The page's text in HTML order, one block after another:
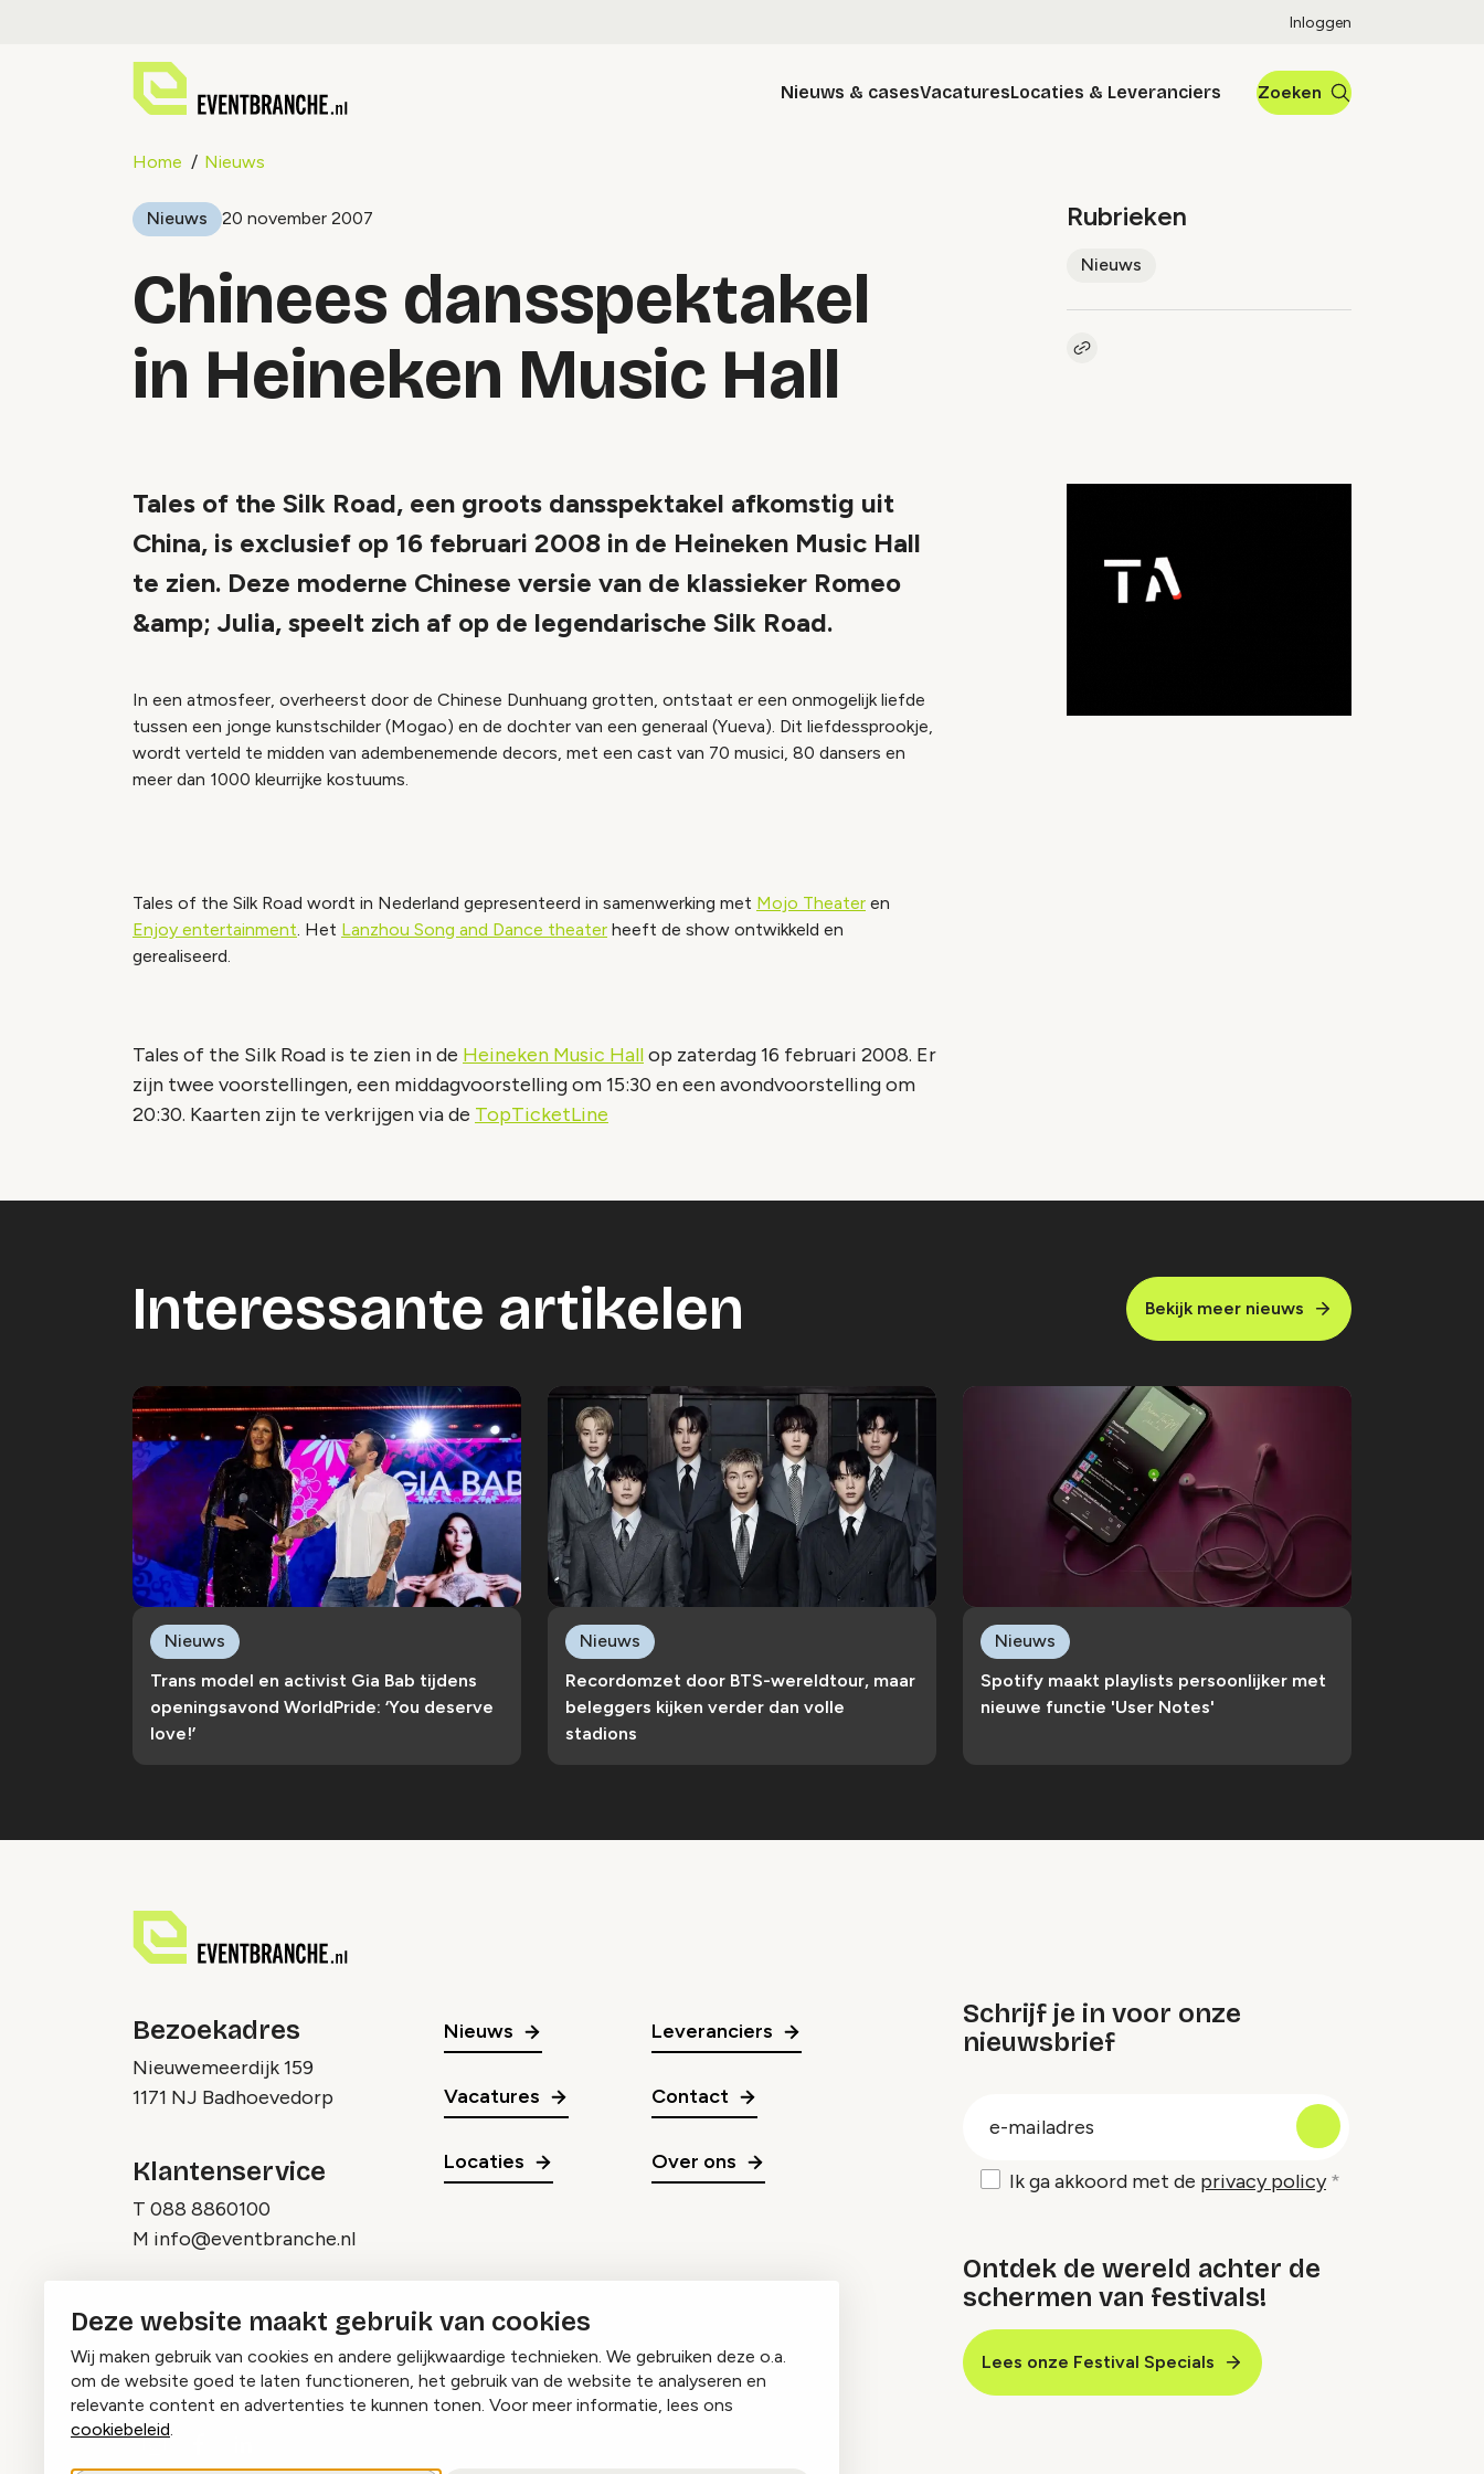
Deze website maakt gebruik van cookies
Wij maken gebruik van cookies en andere gelijkwaardige technieken. We gebruiken deze o.a.
om de website goed te laten functioneren, het gebruik van de website te analyseren en
relevante content en advertenties te kunnen tonen. Voor meer informatie, lees ons
cookiebeleid.
Inloggen
Nieuws & casesVacaturesLocaties & Leveranciers Zoeken
Home Nieuws
Nieuws 20 november 2007
Chinees dansspektakel
in Heineken Music Hall
Rubrieken
Nieuws
Kopieer link naar artikel
Tales of the Silk Road, een groots dansspektakel afkomstig uit
China, is exclusief op 16 februari 2008 in de Heineken Music Hall
te zien. Deze moderne Chinese versie van de klassieker Romeo
&amp; Julia, speelt zich af op de legendarische Silk Road.
In een atmosfeer, overheerst door de Chinese Dunhuang grotten, ontstaat er een onmogelijk liefde
tussen een jonge kunstschilder (Mogao) en de dochter van een generaal (Yueva). Dit liefdessprookje,
wordt verteld te midden van adembenemende decors, met een cast van 70 musici, 80 dansers en
meer dan 1000 kleurrijke kostuums.
Tales of the Silk Road wordt in Nederland gepresenteerd in samenwerking met Mojo Theater en
Enjoy entertainment. Het Lanzhou Song and Dance theater heeft de show ontwikkeld en
gerealiseerd.
Tales of the Silk Road is te zien in de Heineken Music Hallop zaterdag 16 februari 2008. Er
zijn twee voorstellingen, een middagvoorstelling om 15:30 en een avondvoorstelling om
20:30. Kaarten zijn te verkrijgen via de TopTicketLine
Interessante artikelen Bekijk meer nieuws
Trans model en activist Gia Bab tijdens
openingsavond WorldPride: ‘You deserve
love!’
Nieuws
Recordomzet door BTS-wereldtour, maar
beleggers kijken verder dan volle
stadions
Nieuws
Spotify maakt playlists persoonlijker met
nieuwe functie 'User Notes'
Nieuws
Bezoekadres
Nieuwemeerdijk 159
1171 NJ Badhoevedorp
Klantenservice
T 088 8860100
M info@eventbranche.nl
Nieuws
Vacatures
Locaties
Leveranciers
Contact
Over ons
Schrijf je in voor onze
nieuwsbrief
Ik ga akkoord met de privacy policy
Ontdek de wereld achter de
schermen van festivals!
Lees onze Festival Specials